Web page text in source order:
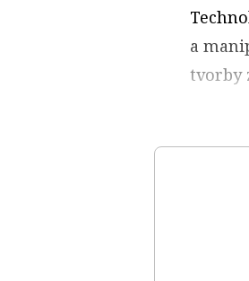
a
tvorby